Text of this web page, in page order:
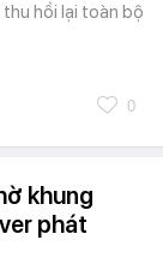
hồi lại toàn bộ
0
khung
phát